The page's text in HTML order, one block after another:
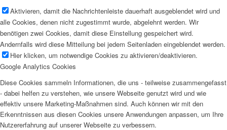
Aktivieren, damit die Nachrichtenleiste dauerhaft ausgeblendet wird und
alle Cookies, denen nicht zugestimmt wurde, abgelehnt werden. Wir
benötigen zwei Cookies, damit diese Einstellung gespeichert wird.
Andernfalls wird diese Mitteilung bei jedem Seitenladen eingeblendet werden.
Hier klicken, um notwendige Cookies zu aktivieren/deaktivieren.
Google Analytics Cookies
Diese Cookies sammeln Informationen, die uns - teilweise zusammengefasst
- dabei helfen zu verstehen, wie unsere Webseite genutzt wird und wie
effektiv unsere Marketing-Maßnahmen sind. Auch können wir mit den
Erkenntnissen aus diesen Cookies unsere Anwendungen anpassen, um Ihre
Nutzererfahrung auf unserer Webseite zu verbessern.